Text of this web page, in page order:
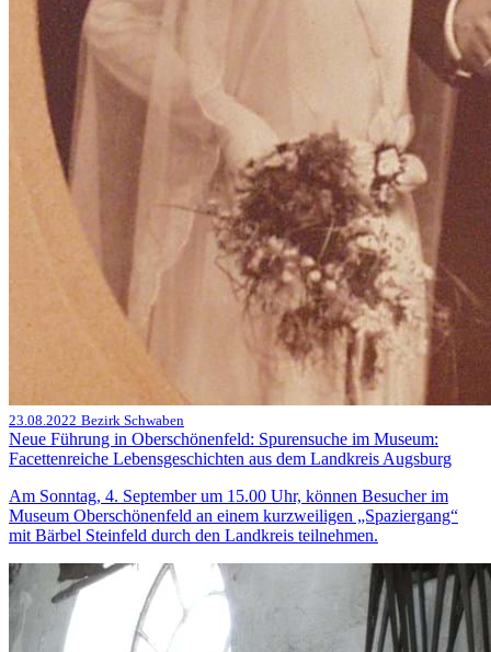
23.08.2022 Bezirk Schwaben
Neue Führung in Oberschönenfeld: Spurensuche im Museum:
Facettenreiche Lebensgeschichten aus dem Landkreis Augsburg
Am Sonntag, 4. September um 15.00 Uhr, können Besucher im
Museum Oberschönenfeld an einem kurzweiligen „Spaziergang“
mit Bärbel Steinfeld durch den Landkreis teilnehmen.